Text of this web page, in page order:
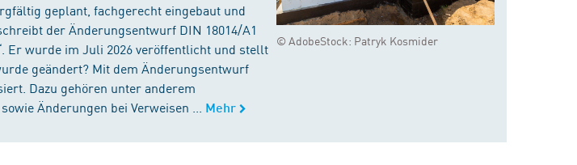
© AdobeStock: Patryk Kosmider
geplant, fachgerecht eingebaut und
der Änderungsentwurf DIN 18014/A1
Er wurde im Juli 2026 veröffentlicht und stellt
geändert? Mit dem Änderungsentwurf
Dazu gehören unter anderem
Änderungen bei Verweisen ...
Mehr